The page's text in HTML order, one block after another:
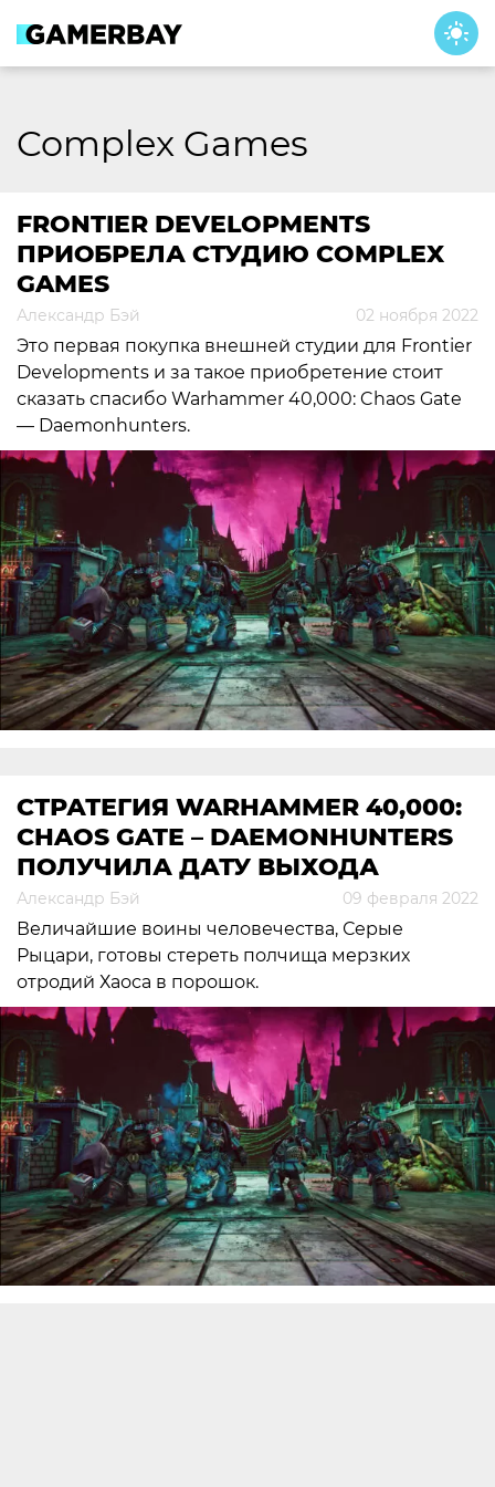
content
Complex Games
FRONTIER DEVELOPMENTS
ПРИОБРЕЛА СТУДИЮ COMPLEX
GAMES
Александр Бэй 02 ноября 2022
Это первая покупка внешней студии для Frontier
Developments и за такое приобретение стоит
сказать спасибо Warhammer 40,000: Chaos Gate
— Daemonhunters.
СТРАТЕГИЯ WARHAMMER 40,000:
CHAOS GATE – DAEMONHUNTERS
ПОЛУЧИЛА ДАТУ ВЫХОДА
Александр Бэй 09 февраля 2022
Величайшие воины человечества, Серые
Рыцари, готовы стереть полчища мерзких
отродий Хаоса в порошок.